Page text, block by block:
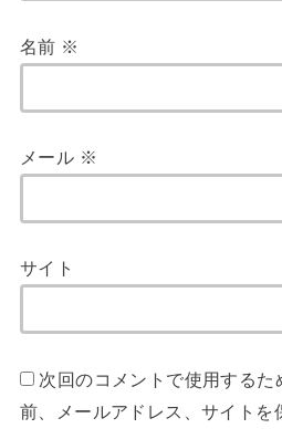
名前 ※
メール ※
サイト
次回のコメントで使用するた
前、メールアドレス、サイトを